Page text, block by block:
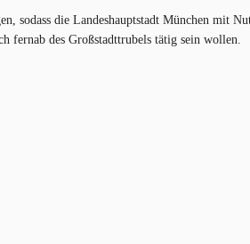
sodass die Landeshauptstadt München mit
fernab des Großstadttrubels tätig sein wollen.​